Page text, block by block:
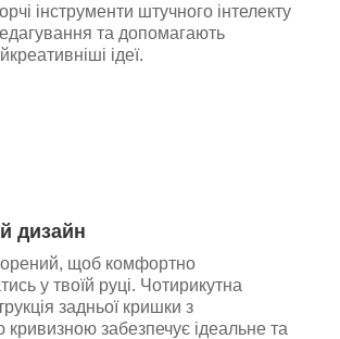
інструменти штучного інтелекту
та допомагають
ідеї.
дизайн
щоб комфортно
у твоїй руці. Чотирикутна
задньої кришки з
кривизною забезпечує ідеальне та